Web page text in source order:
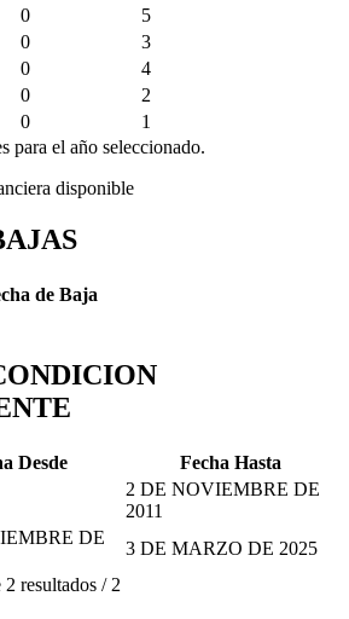
0
5
0
3
0
4
0
2
0
1
para el año seleccionado.
disponible
de Baja
Desde
Fecha Hasta
2 DE NOVIEMBRE DE
2011
DE
3 DE MARZO DE 2025
2 resultados / 2